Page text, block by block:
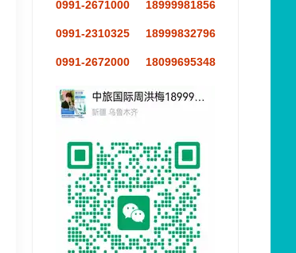
0991-2671000 18999981856
0991-2310325 18999832796
0991-2672000 18099695348